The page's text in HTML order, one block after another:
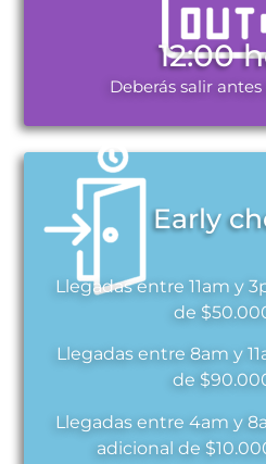
12:00
Deberás salir
Early
Llegadas entre 11am y
de
Llegadas entre 8am y
de
Llegadas entre 4am y
adicional de